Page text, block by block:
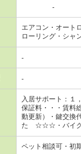
-
エアコン・オート
ローリング・シャ
-
-
入居サポート：
保証料・・・賃
動更新）・鍵交換
た ☆☆☆・バイク
ペット相談可・初